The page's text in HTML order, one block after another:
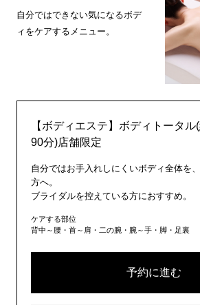
自分ではできない気になるボデ
ィをケアするメニュー。
【ボディエステ】ボディトータル
90分)店舗限定
自分ではお手入れしにくいボディ全体を
方へ。
ブライダルを控えている方におすすめ。
ケアする部位
背中～腰・首～肩・二の腕・腕～手・脚・足裏
予約に進む